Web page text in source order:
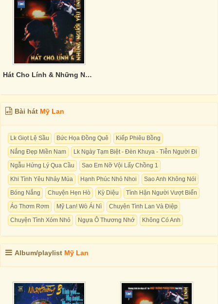
Hát Cho Lính & Những Người Yêu Lính
Bài hát Mỹ Lan
Lk Giọt Lệ Sầu Bức Họa Đồng Quê
Kiếp Phiêu Bồng
Nắng Đẹp Miền Nam
Lk Ngày Tạm Biệt - Ðèn Khuya - Tiễn Người Ði
Ngẫu Hứng Lý Qua Cầu
Sao Em Nỡ Vội Lấy Chồng 1
Khi Tình Yêu Nhảy Múa
Hạnh Phúc Nhỏ Nhoi
Sao Anh Không Nói
Bóng Nắng
Chuyện Hẹn Hò Kỳ Diệu
Tình Hận Người Vượt Biển
Áo Thơm Rơm
Mỹ Lan! Wò Ái Nì
Chuyện Tình Lan Và Điệp
Chuyện Tình Xóm Nhỏ
Ngựa Ô Thương Nhớ Không Có Anh
Album/playlist Mỹ Lan